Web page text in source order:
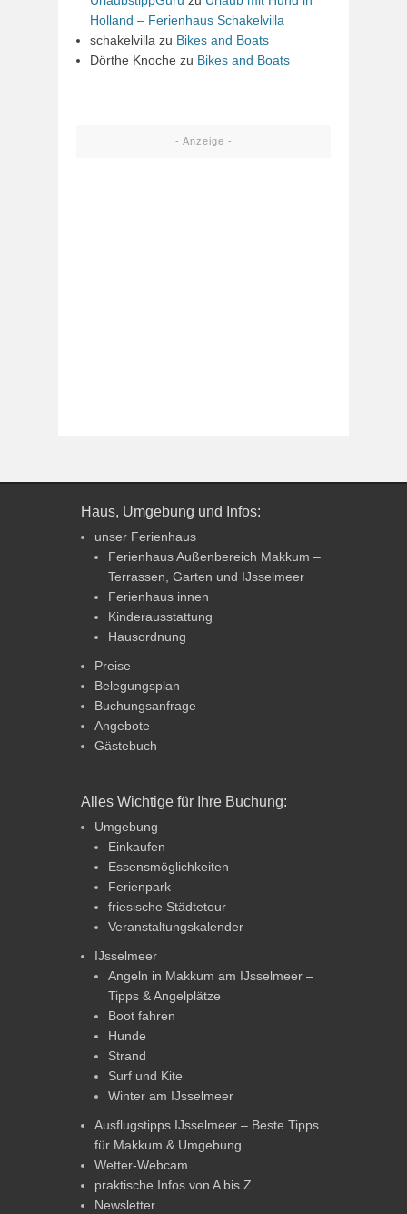
Holland – Ferienhaus Schakelvilla
schakelvilla zu Bikes and Boats
Dörthe Knoche zu Bikes and Boats
- Anzeige -
Haus, Umgebung und Infos:
unser Ferienhaus
Ferienhaus Außenbereich Makkum –
Terrassen, Garten und IJsselmeer
Ferienhaus innen
Kinderausstattung
Hausordnung
Preise
Belegungsplan
Buchungsanfrage
Angebote
Gästebuch
Alles Wichtige für Ihre Buchung:
Umgebung
Einkaufen
Essensmöglichkeiten
Ferienpark
friesische Städtetour
Veranstaltungskalender
IJsselmeer
Angeln in Makkum am IJsselmeer –
Tipps & Angelplätze
Boot fahren
Hunde
Strand
Surf und Kite
Winter am IJsselmeer
Ausflugstipps IJsselmeer – Beste Tipps
für Makkum & Umgebung
Wetter-Webcam
praktische Infos von A bis Z
Newsletter